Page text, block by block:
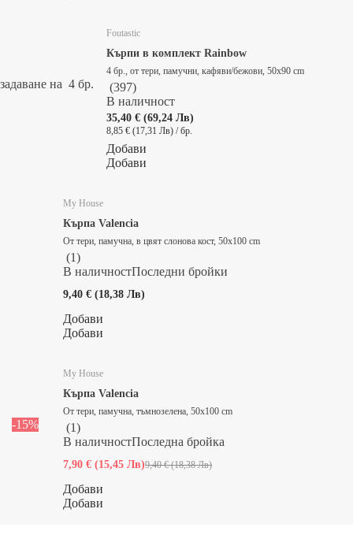
задаване на 4 бр.
Foutastic
Кърпи в комплект Rainbow
4 бр., от тери, памучни, кафяви/бежови, 50x90 cm
(397)
В наличност
35,40 € (69,24 Лв)
8,85 € (17,31 Лв) / бр.
Добави
Добави
My House
Кърпа Valencia
От тери, памучна, в цвят слонова кост, 50x100 cm
(1)
В наличностПоследни бройки
9,40 € (18,38 Лв)
Добави
Добави
-15%
My House
Кърпа Valencia
От тери, памучна, тъмнозелена, 50x100 cm
(1)
В наличностПоследна бройка
7,90 € (15,45 Лв)9,40 € (18,38 Лв)
Добави
Добави